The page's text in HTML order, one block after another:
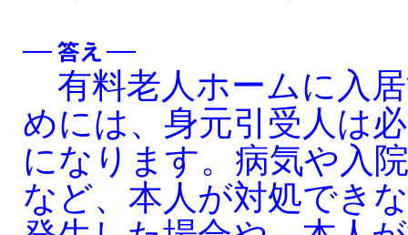
有料老人ホームに入
めには、身元引受人は
になります。病気や入
など、本人が対処でき